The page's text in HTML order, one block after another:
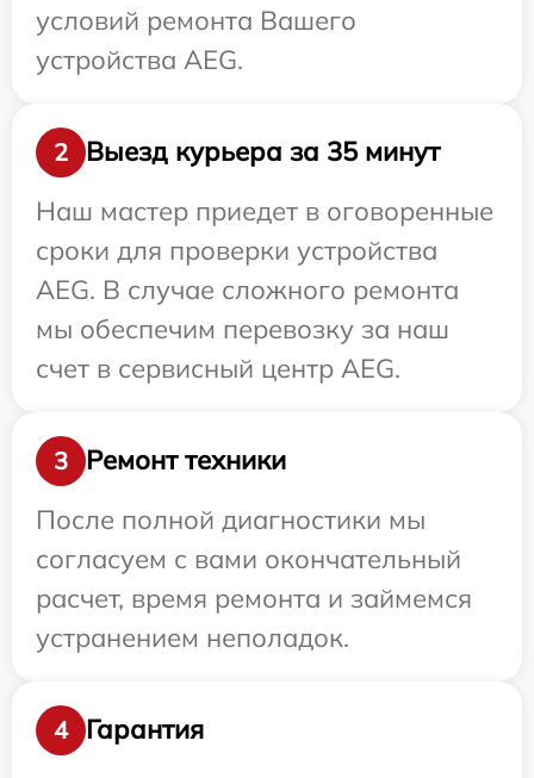
условий ремонта Вашего
устройства AEG.
2
Выезд курьера за 35 минут
Наш мастер приедет в оговоренные
сроки для проверки устройства
AEG. В случае сложного ремонта
мы обеспечим перевозку за наш
счет в сервисный центр AEG.
3
Ремонт техники
После полной диагностики мы
согласуем с вами окончательный
расчет, время ремонта и займемся
устранением неполадок.
4
Гарантия